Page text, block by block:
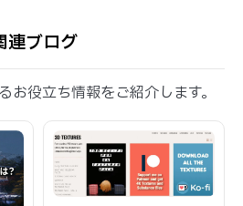
連ブログ
お役立ち情報をご紹介します。